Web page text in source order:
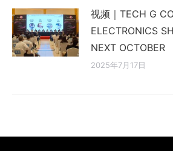
视频｜TECH G
ELECTRONICS
NEXT OCTOBER
2025年7月17日